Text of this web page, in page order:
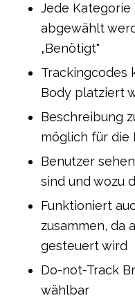
Jede
abgewählt
„Benötigt"
Trackingcodes
Body platziert
Beschreibung
möglich für die
Benutzer
sind und wozu
Funktioniert
zusammen, da
gesteuert wird
Do-not-Track
wählbar